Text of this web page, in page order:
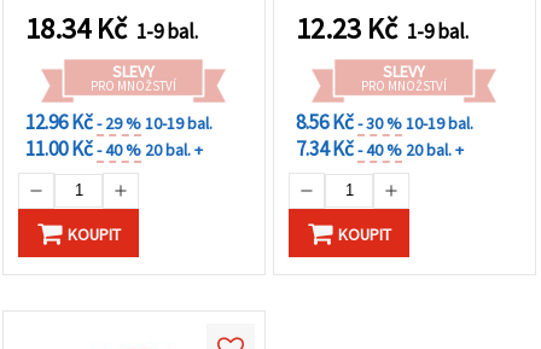
18.34Kč 1-9 bal.
SLEVY
PRO MNOŽSTVÍ
12.96 Kč- 29 %10-19 bal.
11.00 Kč- 40 % 20 bal. +
KOUPIT
náhrdelníky, náramky a
náušnice
12.23 Kč 1-9 bal.
SLEVY
PRO MNOŽSTVÍ
8.56 Kč- 30 %10-19 bal.
7.34 Kč- 40 % 20 bal. +
KOUPIT